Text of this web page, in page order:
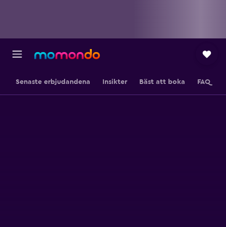
Senaste erbjudandena Insikter Bäst att boka FAQ